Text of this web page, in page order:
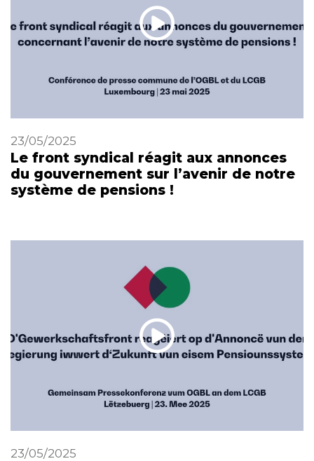
23/05/2025
Le front syndical réagit aux annonces
du gouvernement sur l’avenir de notre
système de pensions !
23/05/2025